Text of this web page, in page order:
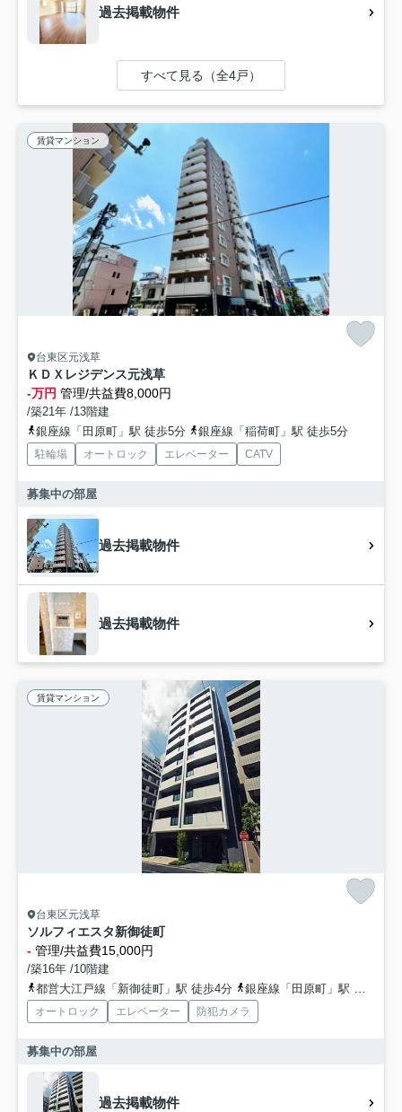
過去掲載物件
すべて見る（全4戸）
賃貸マンション
台東区元浅草
ＫＤＸレジデンス元浅草
-万円 管理/共益費8,000円
/築21年 /13階建
銀座線「田原町」駅 徒歩5分
銀座線「稲荷町」駅 徒歩5分
駐輪場 オートロック エレベーター CATV
募集中の部屋
過去掲載物件
過去掲載物件
賃貸マンション
台東区元浅草
ソルフィエスタ新御徒町
- 管理/共益費15,000円
/築16年 /10階建
都営大江戸線「新御徒町」駅 徒歩4分
銀座線「田原町」駅 徒歩7分
オートロック エレベーター 防犯カメラ
募集中の部屋
過去掲載物件